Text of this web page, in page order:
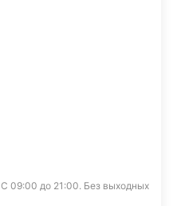
С 09:00 до 21:00. Без выходных